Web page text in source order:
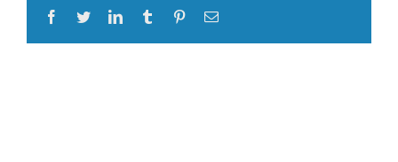
Facebook
TwitterLinkedInTumblr PinterestEmail